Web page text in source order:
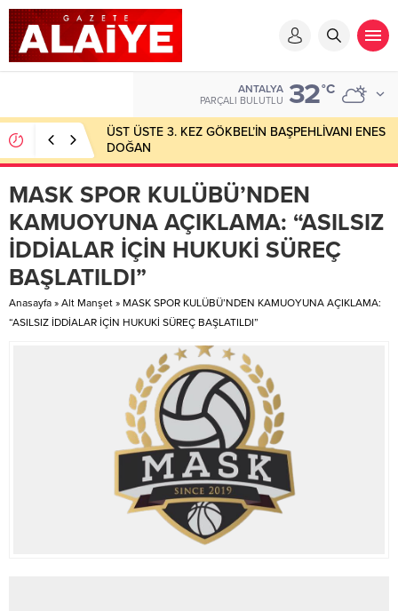
ANTALYA
PARÇALI BULUTLU 32°C
ÜST ÜSTE 3. KEZ GÖKBEL’İN BAŞPEHLİVANI ENES
DOĞAN
MASK SPOR KULÜBÜ’NDEN
KAMUOYUNA AÇIKLAMA: “ASILSIZ
İDDİALAR İÇİN HUKUKİ SÜREÇ
BAŞLATILDI”
Anasayfa » Alt Manşet » MASK SPOR KULÜBÜ’NDEN KAMUOYUNA AÇIKLAMA:
“ASILSIZ İDDİALAR İÇİN HUKUKİ SÜREÇ BAŞLATILDI”